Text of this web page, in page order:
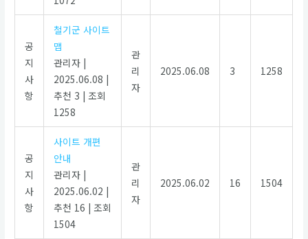
공
지
사
항
철기군 사이트
맵
관리자 |
2025.06.08 |
추천 3 | 조회
1258
관
리
자
2025.06.08 3 1258
공
지
사
항
사이트 개편
안내
관리자 |
2025.06.02 |
추천 16 | 조회
1504
관
리
자
2025.06.02 16 1504